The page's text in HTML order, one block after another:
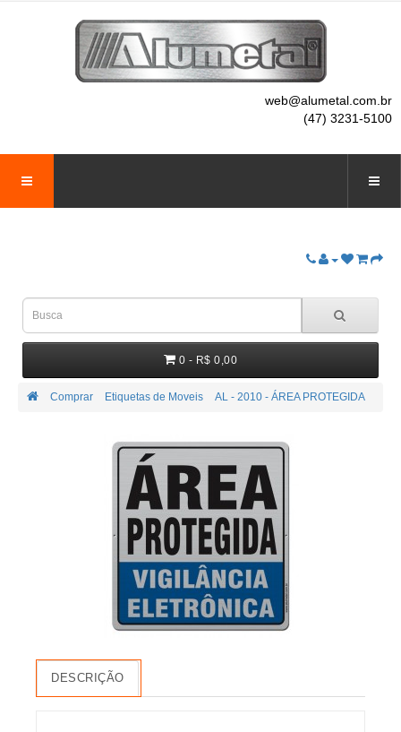
web@alumetal.com.br
(47) 3231-5100
0 - R$ 0,00
Comprar Etiquetas de Moveis AL - 2010 - ÁREA PROTEGIDA
DESCRIÇÃO